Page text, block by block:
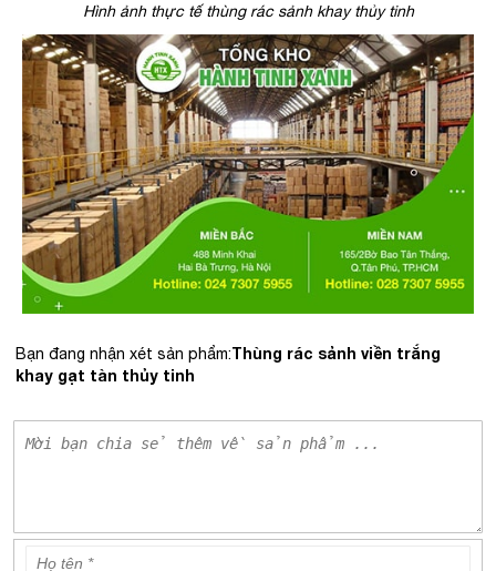
Hình ảnh thực tế thùng rác sảnh khay thủy tinh
Bạn đang nhận xét sản phẩm:Thùng rác sảnh viền trắng
khay gạt tàn thủy tinh